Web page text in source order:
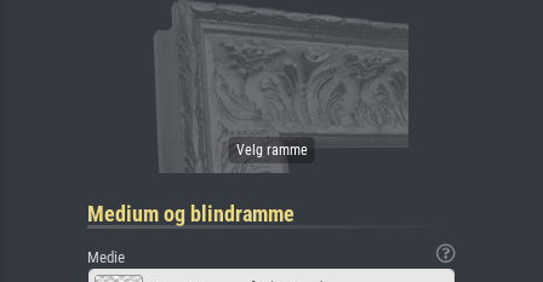
Medium og blindramme
Medie